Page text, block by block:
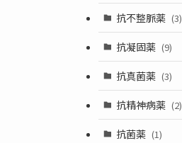
抗不整脈薬 (3)
抗凝固薬 (9)
抗真菌薬 (3)
抗精神病薬 (2)
抗菌薬 (1)